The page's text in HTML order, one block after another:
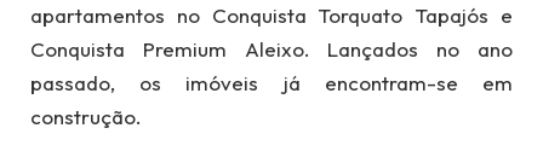
apartamentos no Conquista Torquato Tapajós e
Conquista Premium Aleixo. Lançados no ano
passado, os imóveis já encontram-se em
construção.